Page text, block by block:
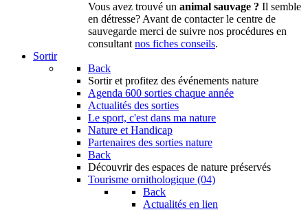
Vous avez trouvé un animal sauvage ? Il semble
en détresse? Avant de contacter le centre de
sauvegarde merci de suivre nos procédures en
consultant nos fiches conseils.
Sortir
Back
Sortir et profitez des événements nature
Agenda 600 sorties chaque année
Actualités des sorties
Le sport, c'est dans ma nature
Nature et Handicap
Partenaires des sorties nature
Back
Découvrir des espaces de nature préservés
Tourisme ornithologique (04)
Back
Actualités en lien